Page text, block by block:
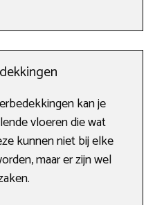
kan je
vloeren die wat
kunnen niet bij elke
maar er zijn wel